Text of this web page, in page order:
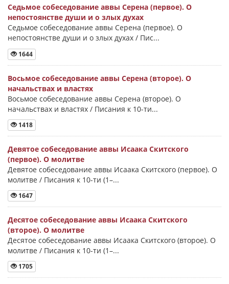
Седьмое собеседование аввы Серена (первое). О
непостоянстве души и о злых духах
Седьмое собеседование аввы Серена (первое). О
непостоянстве души и о злых духах / Пис...
1644
Восьмое собеседование аввы Серена (второе). О
начальствах и властях
Восьмое собеседование аввы Серена (второе). О
начальствах и властях / Писания к 10-ти...
1418
Девятое собеседование аввы Исаака Скитского
(первое). О молитве
Девятое собеседование аввы Исаака Скитского (первое). О
молитве / Писания к 10-ти (1–...
1647
Десятое собеседование аввы Исаака Скитского
(второе). О молитве
Десятое собеседование аввы Исаака Скитского (второе). О
молитве / Писания к 10-ти (1–...
1705